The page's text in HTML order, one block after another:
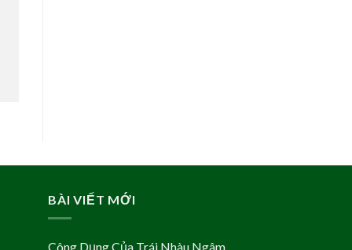
BÀI VIẾT MỚI
Công Dụng Của Trái Nhàu Ngâm